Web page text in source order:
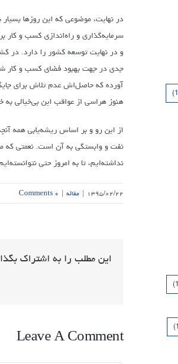
در نهایت، موضوعی که این روزها
سرمایه‌گذاری و راه‌اندازی کسب و کار
و در نهایت توسعه کشور را دارد. در
جدی در جهت بهبود فضای کسب و کار
آورده که حاصل‌اش عدم تلاش برای
هنوز هراسی از عواقب این بی‌خیالی به
از این رو و بر اساس ریشه‌یابی همه
نفت و وابستگی به آن است. نعمتی که
نداشته‌ایم، تا به امروز حتی
۱۳۹۵/۰۲/۲۲ | مقاله | ۰ Comments
این مطلب را به اشتراک
Leave A Comment